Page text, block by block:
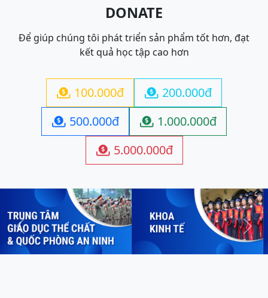
DONATE
Để giúp chúng tôi phát triển sản phẩm tốt hơn, đạt
kết quả học tập cao hơn
 100.000đ  200.000đ
 500.000đ  1.000.000đ
 5.000.000đ
Previous Next